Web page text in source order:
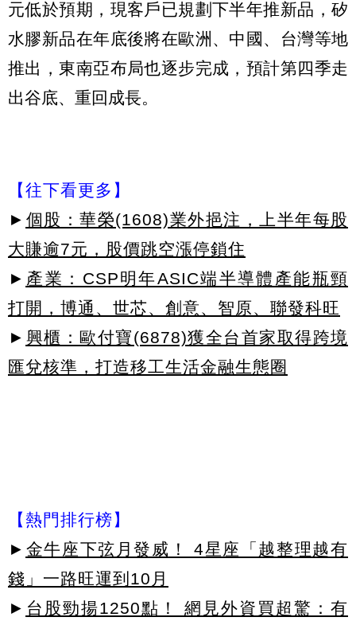
元低於預期，現客戶已規劃下半年推新品，矽
水膠新品在年底後將在歐洲、中國、台灣等地
推出，東南亞布局也逐步完成，預計第四季走
出谷底、重回成長。
【往下看更多】
► 個股：華榮(1608)業外挹注，上半年每股
大賺逾7元，股價跳空漲停鎖住
► 產業：CSP明年ASIC端半導體產能瓶頸
打開，博通、世芯、創意、智原、聯發科旺
► 興櫃：歐付寶(6878)獲全台首家取得跨境
匯兌核準，打造移工生活金融生態圈
【熱門排行榜】
► 金牛座下弦月發威！ 4星座「越整理越有
錢」一路旺運到10月
► 台股勁揚1250點！ 網見外資買超驚：有